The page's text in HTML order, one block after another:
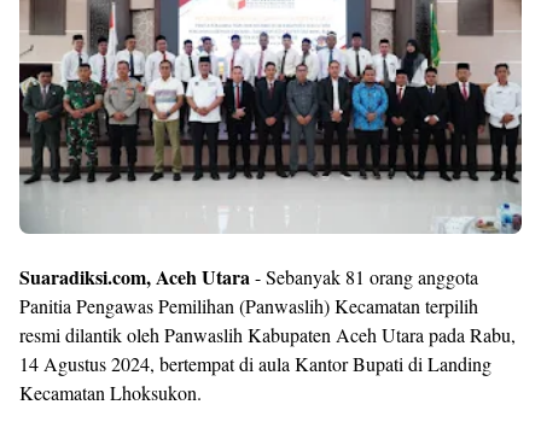
Templates
Suaradiksi.com, Aceh Utara- Sebanyak 81 orang anggota
Panitia Pengawas Pemilihan (Panwaslih) Kecamatan terpilih
resmi dilantik oleh Panwaslih Kabupaten Aceh Utara pada Rabu,
14 Agustus 2024, bertempat di aula Kantor Bupati di Landing
Kecamatan Lhoksukon.